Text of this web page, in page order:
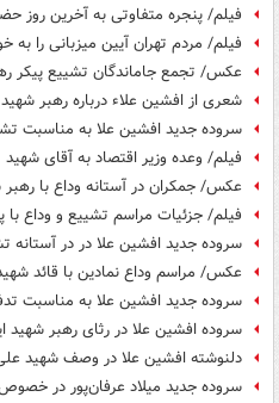
فیلم/ پنجره متفاوتی به آخرین روز
فیلم/ مردم تهران آیین میزبانی را به‌
عکس/ تجمع جاماندگان تشییع پیکر
شعری از افشین علاء درباره رهبر شهید
سروده جدید افشین علا به مناسبت
فیلم/ وعده وزیر اقتصاد به آقای شهید
عکس/ جمکران در آستانه وداع با رهبر
فیلم/ جزئیات مراسم تشییع و وداع
سروده جدید افشین علا در در آستانه‌
عکس/ مراسم وداع نمادین با قائد
سروده جدید افشین علا به مناسبت
سروده افشین علا در رثای رهبر شهید
دلنوشته افشین علا در وصف شهید
سروده جدید میلاد عرفان‌پور در